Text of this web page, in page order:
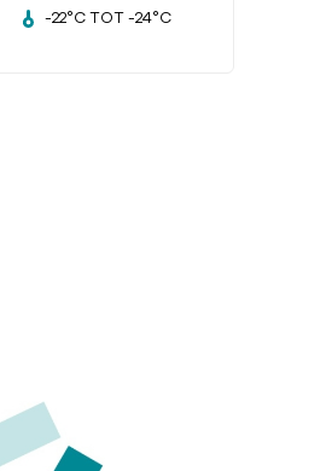
-22°C TOT -24°C